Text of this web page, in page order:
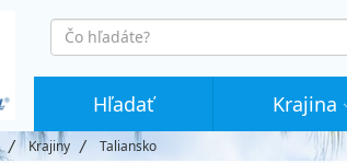
co
hledáte
Hľadať Krajina
Krajiny Taliansko